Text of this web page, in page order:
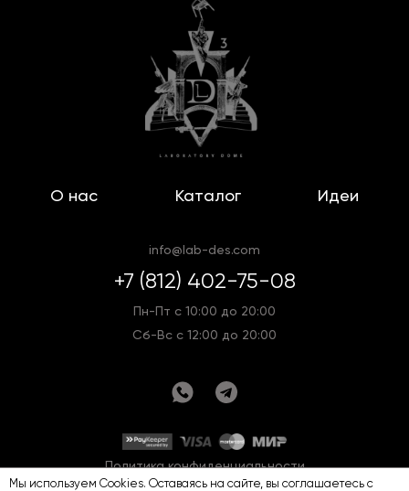
Мы используем Cookies. Оставаясь на сайте, вы соглашаетесь с
О нас Каталог Идеи
info@lab-des.com
+7 (812) 402-75-08
Пн-Пт с 10:00 до 20:00
Сб-Вс с 12:00 до 20:00
Политика конфиденциальности